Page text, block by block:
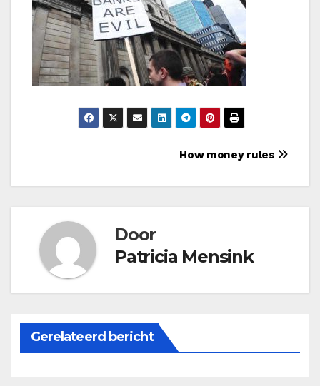
navigatie
How money rules
Door
Patricia Mensink
Gerelateerd bericht